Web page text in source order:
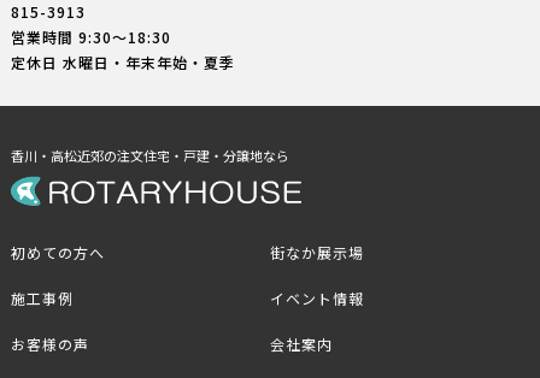
815-3913
営業時間 9:30〜18:30
定休日 水曜日・年末年始・夏季
香川・高松近郊の注文住宅・戸建・分譲地なら
初めての方へ
施工事例
お客様の声
街なか展示場
イベント情報
会社案内